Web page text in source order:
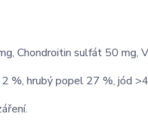
Chondroitin sulfát 50 mg,
%, hrubý popel 27 %, jód